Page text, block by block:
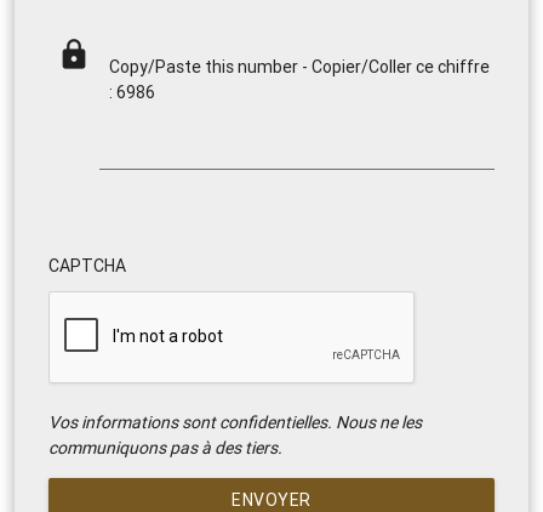
lock
Copy/Paste this number - Copier/Coller ce chiffre
: 6986
CAPTCHA
Vos informations sont confidentielles. Nous ne les
communiquons pas à des tiers.
ENVOYER